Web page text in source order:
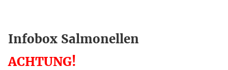
Infobox Salmonellen
ACHTUNG!